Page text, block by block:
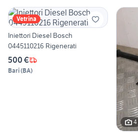
Vetrina
Iniettori Diesel Bosch
0445110216 Rigenerati
500 €
Bari(BA)
4